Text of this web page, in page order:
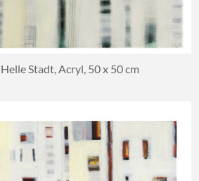
Helle Stadt, Acryl, 50 x 50 cm